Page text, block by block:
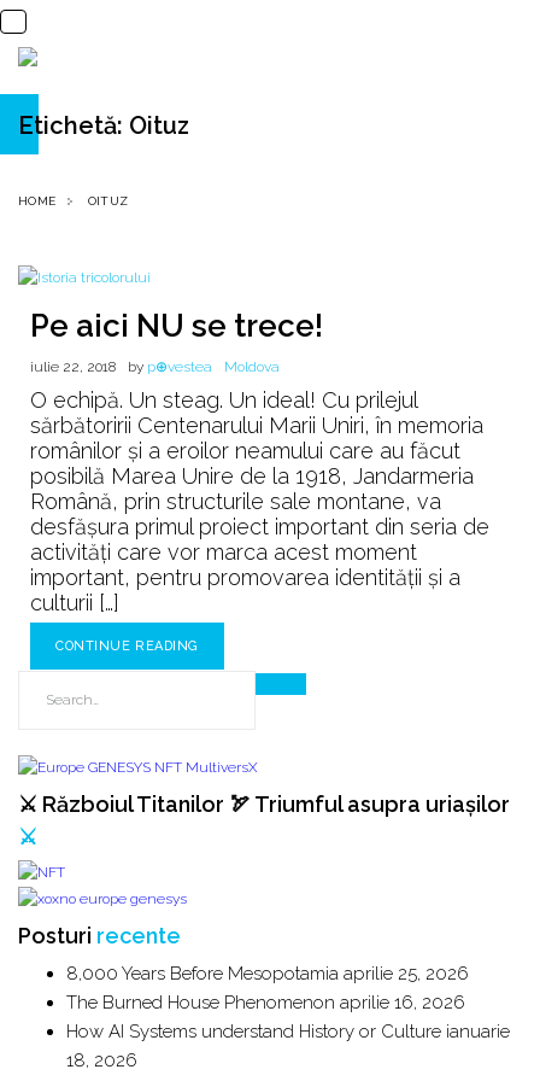
Etichetă: Oituz
HOME OITUZ
Pe aici NU se trece!
iulie 22, 2018 by p⊕vestea Moldova
O echipă. Un steag. Un ideal! Cu prilejul
sărbătoririi Centenarului Marii Uniri, în memoria
românilor și a eroilor neamului care au făcut
posibilă Marea Unire de la 1918, Jandarmeria
Română, prin structurile sale montane, va
desfășura primul proiect important din seria de
activități care vor marca acest moment
important, pentru promovarea identității și a
culturii […]
CONTINUE READING
⚔️ Războiul Titanilor 🏹 Triumful asupra uriașilor
⚔️
Posturi recente
8,000 Years Before Mesopotamia aprilie 25, 2026
The Burned House Phenomenon aprilie 16, 2026
How AI Systems understand History or Culture ianuarie
18, 2026